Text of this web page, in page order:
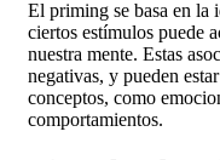
El priming se basa en la
ciertos estímulos puede
nuestra mente. Estas
negativas, y pueden
conceptos, como
comportamientos.